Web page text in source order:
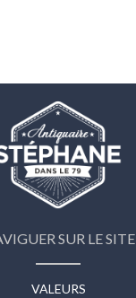
SUR LE SITE
VALEURS